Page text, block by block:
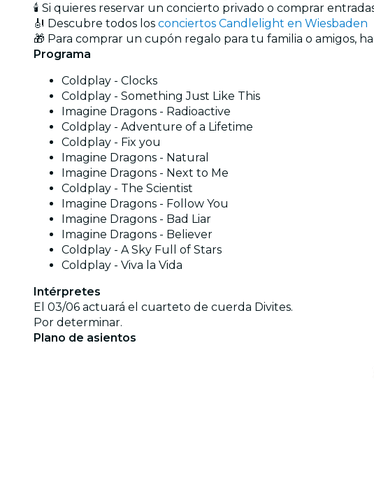
🕯️ Si quieres reservar un concierto privado o comprar
🎻 Descubre todos los conciertos Candlelight en Wiesbaden
🎁 Para comprar un cupón regalo para tu familia o amigos,
Programa
Coldplay - Clocks
Coldplay - Something Just Like This
Imagine Dragons - Radioactive
Coldplay - Adventure of a Lifetime
Coldplay - Fix you
Imagine Dragons - Natural
Imagine Dragons - Next to Me
Coldplay - The Scientist
Imagine Dragons - Follow You
Imagine Dragons - Bad Liar
Imagine Dragons - Believer
Coldplay - A Sky Full of Stars
Coldplay - Viva la Vida
Intérpretes
El 03/06 actuará el cuarteto de cuerda Divites.
Por determinar.
Plano de asientos